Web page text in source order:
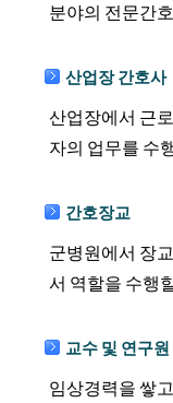
분야의 전문간
산업장 간호사
산업장에서 근
자의 업무를 수
간호장교
군병원에서 장
서 역할을 수행
교수 및 연구원
임상경력을 쌓